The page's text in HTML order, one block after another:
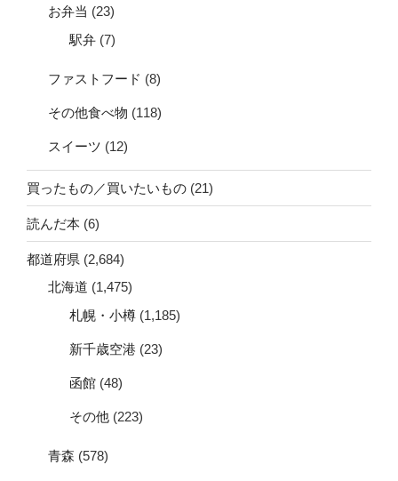
お弁当 (23)
駅弁 (7)
ファストフード (8)
その他食べ物 (118)
スイーツ (12)
買ったもの／買いたいもの (21)
読んだ本 (6)
都道府県 (2,684)
北海道 (1,475)
札幌・小樽 (1,185)
新千歳空港 (23)
函館 (48)
その他 (223)
青森 (578)